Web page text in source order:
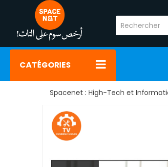
CATÉGORIES
Spacenet : High-Tech et